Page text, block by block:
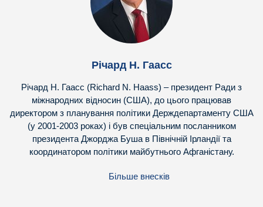
Річард Н. Гаасс
Річард Н. Гаасс (Richard N. Haass) – президент Ради з
міжнародних відносин (США), до цього працював
директором з планування політики Держдепартаменту США
(у 2001-2003 роках) і був спеціальним посланником
президента Джорджа Буша в Північній Ірландії та
координатором політики майбутнього Афганістану.
Більше внесків